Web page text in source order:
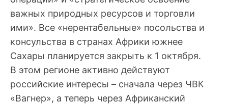
важных природных ресурсов и торговли
ими». Все «нерентабельные» посольства и
консульства в странах Африки южнее
Сахары планируется закрыть к 1 октября.
В этом регионе активно действуют
российские интересы – сначала через ЧВК
«Вагнер», а теперь через Африканский